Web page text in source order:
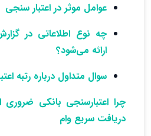
عوامل موثر در اعتبار سنجی
ارائه می‌شود؟
سوال متداول درباره رتبه
چرا اعتبارسنجی بانکی
دریافت سریع وام